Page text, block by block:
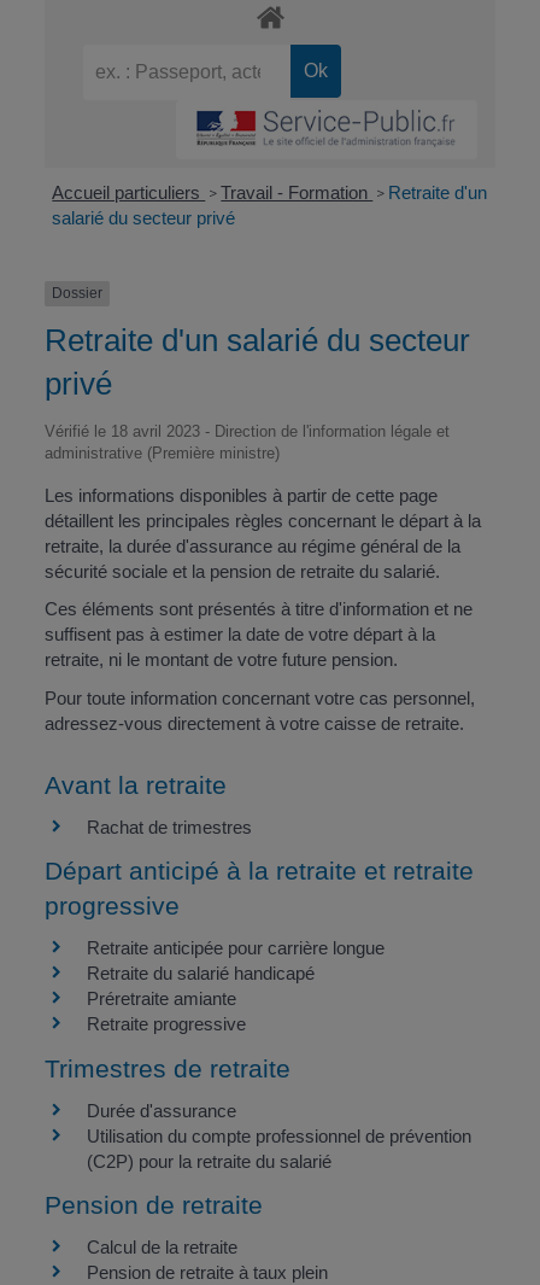
Accueil particuliers > Travail - Formation > Retraite d'un
salarié du secteur privé
Dossier
Retraite d'un salarié du secteur
privé
Vérifié le 18 avril 2023 - Direction de l'information légale et
administrative (Première ministre)
Les informations disponibles à partir de cette page
détaillent les principales règles concernant le départ à la
retraite, la durée d'assurance au régime général de la
sécurité sociale et la pension de retraite du salarié.
Ces éléments sont présentés à titre d'information et ne
suffisent pas à estimer la date de votre départ à la
retraite, ni le montant de votre future pension.
Pour toute information concernant votre cas personnel,
adressez-vous directement à votre caisse de retraite.
Avant la retraite
Rachat de trimestres
Départ anticipé à la retraite et retraite
progressive
Retraite anticipée pour carrière longue
Retraite du salarié handicapé
Préretraite amiante
Retraite progressive
Trimestres de retraite
Durée d'assurance
Utilisation du compte professionnel de prévention
(C2P) pour la retraite du salarié
Pension de retraite
Calcul de la retraite
Pension de retraite à taux plein